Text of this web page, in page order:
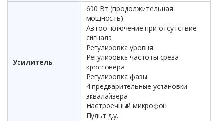
Усилитель
600 Вт (продолжительная
мощность)
Автоотключение при отсутствие
сигнала
Регулировка уровня
Регулировка частоты среза
кроссовера
Регулировка фазы
4 предварительные установки
эквалайзера
Настроечный микрофон
Пульт д.у.